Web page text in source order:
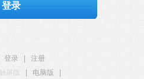
登录
登录
注册
触屏版 电脑版